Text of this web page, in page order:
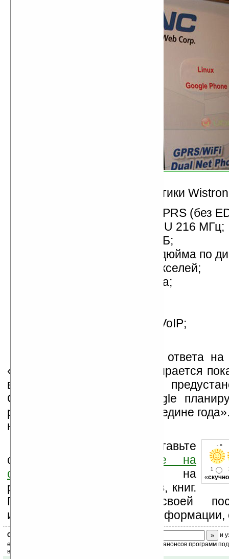
Технические характеристики
поддержка сетей GSM/GPRS (без
чипсет TI OMAP 1710 CPU 216 МГц;
встроенная память 64 МБ;
сенсорный дисплей 2,5 дюйма по
разрешение 320х240 пикселей;
2-мегапиксельная камера;
встроенный клиент SIP VoIP;
К сожалению, пока нет ответа
«Как компания Wistron собирается
версию смартфона GW4 с
Google Android, если Google
работу над ОС Google к середине
на связи.
- «
1
«скучно
Оцените новость и оставьте
свой комментарий
ниже на
странице
на
рассылку новостей, файлов, книг.
Поддержите Ладошки своей
изучением коммерческой
Скоро
и
ежедневный или еженедельный дайджест новостей, анонсов программ
ваш почтовый ящик.